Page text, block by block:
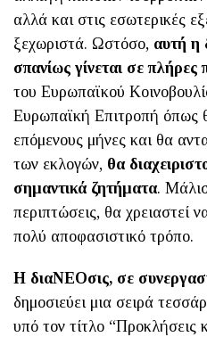
αλλά και στις εσωτερικές
ξεχωριστά. Ωστόσο, αυτή η
σπανίως γίνεται σε πλήρες
του Ευρωπαϊκού
Ευρωπαϊκή Επιτροπή όπως
επόμενους μήνες και θα
των εκλογών, θα
σημαντικά ζητήματα.
περιπτώσεις, θα χρειαστεί
πολύ αποφασιστικό τρόπο.
Η διαΝΕΟσις, σε
δημοσιεύει μια σειρά
υπό τον τίτλο “Προκλήσεις